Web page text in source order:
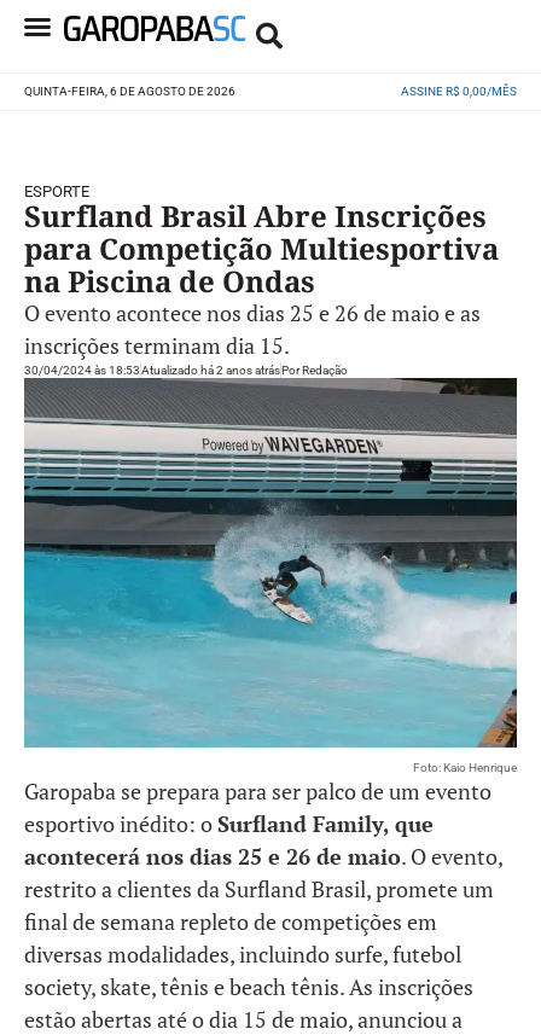
QUINTA-FEIRA, 6 DE AGOSTO DE 2026 ASSINE R$ 0,00/MÊS
ESPORTE
Surfland Brasil Abre Inscrições
para Competição Multiesportiva
na Piscina de Ondas
O evento acontece nos dias 25 e 26 de maio e as
inscrições terminam dia 15.
30/04/2024 às 18:53Atualizado há 2 anos atrásPorRedação
Foto: Kaio Henrique
Garopaba se prepara para ser palco de um evento
esportivo inédito: oSurfland Family, que
acontecerá nos dias 25 e 26 de maio. O evento,
restrito a clientes da Surfland Brasil, promete um
final de semana repleto de competições em
diversas modalidades, incluindo surfe, futebol
society, skate, tênis e beach tênis. As inscrições
estão abertas até o dia 15 de maio, anunciou a